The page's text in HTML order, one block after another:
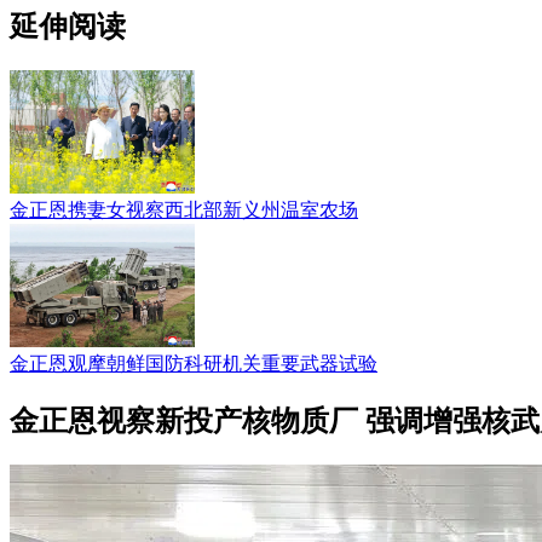
延伸阅读
金正恩携妻女视察西北部新义州温室农场
金正恩观摩朝鲜国防科研机关重要武器试验
金正恩视察新投产核物质厂 强调增强核